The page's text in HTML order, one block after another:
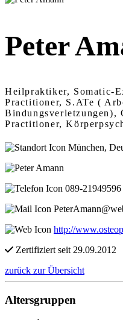
Peter
Heilpraktiker, Somatic-
Practitioner, S.ATe (
Bindungsverletzungen),
Practitioner,
München,
089-21949596
http://
Zertifiziert seit 29.09.2012
zurück zur Übersicht
Altersgruppen